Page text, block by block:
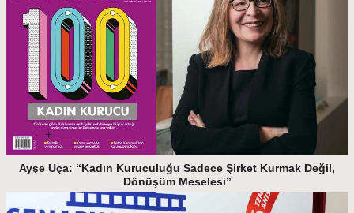
Ayşe Uça: “Kadın Kuruculuğu Sadece Şirket Kurmak Değil,
Dönüşüm Meselesi”